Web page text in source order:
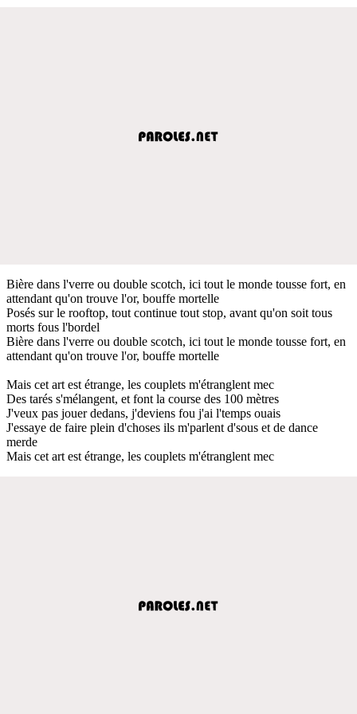
Bière dans l'verre ou double scotch, ici tout le monde tousse fort, en
attendant qu'on trouve l'or, bouffe mortelle
Posés sur le rooftop, tout continue tout stop, avant qu'on soit tous
morts fous l'bordel
Bière dans l'verre ou double scotch, ici tout le monde tousse fort, en
attendant qu'on trouve l'or, bouffe mortelle
Mais cet art est étrange, les couplets m'étranglent mec
Des tarés s'mélangent, et font la course des 100 mètres
J'veux pas jouer dedans, j'deviens fou j'ai l'temps ouais
J'essaye de faire plein d'choses ils m'parlent d'sous et de dance
merde
Mais cet art est étrange, les couplets m'étranglent mec